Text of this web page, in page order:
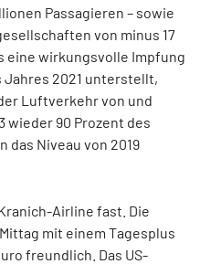
Passagieren – sowie
von minus 17
eine wirkungsvolle Impfung
Jahres 2021 unterstellt,
Luftverkehr von und
wieder 90 Prozent des
das Niveau von 2019
Airline fast. Die
mit einem Tagesplus
freundlich. Das US-